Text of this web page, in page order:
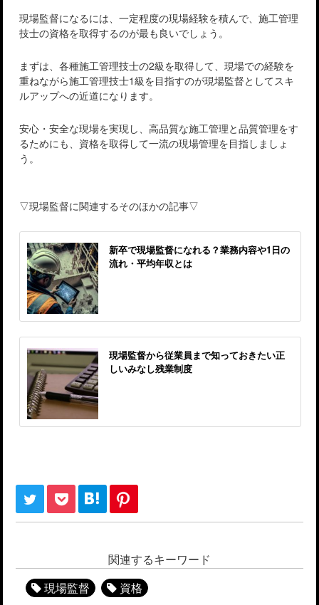
現場監督になるには、一定程度の現場経験を積んで、施工管理
技士の資格を取得するのが最も良いでしょう。
まずは、各種施工管理技士の2級を取得して、現場での経験を
重ねながら施工管理技士1級を目指すのが現場監督としてスキ
ルアップへの近道になります。
安心・安全な現場を実現し、高品質な施工管理と品質管理をす
るためにも、資格を取得して一流の現場管理を目指しましょ
う。
▽現場監督に関連するそのほかの記事▽
新卒で現場監督になれる？業務内容や1日の
流れ・平均年収とは
現場監督から従業員まで知っておきたい正
しいみなし残業制度
関連するキーワード
現場監督
資格